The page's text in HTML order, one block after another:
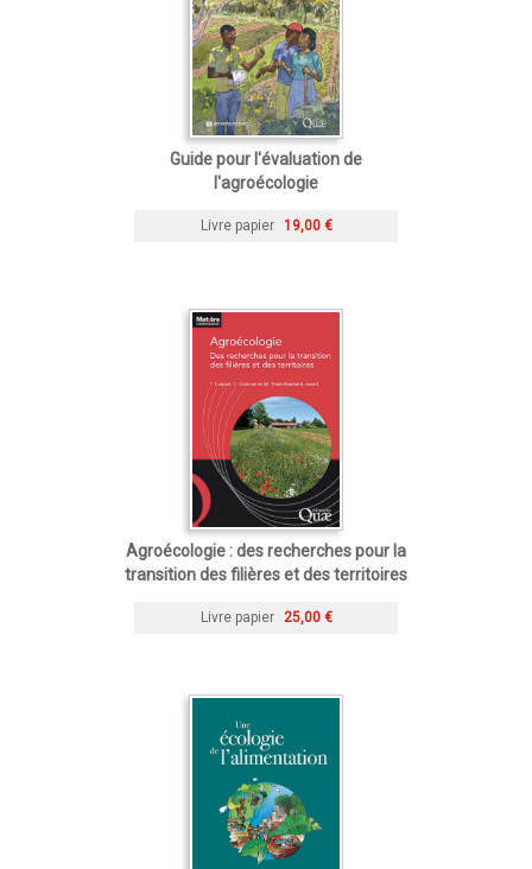
Guide pour l'évaluation de
l'agroécologie
Livre papier 19,00 €
Agroécologie : des recherches pour la
transition des filières et des territoires
Livre papier 25,00 €